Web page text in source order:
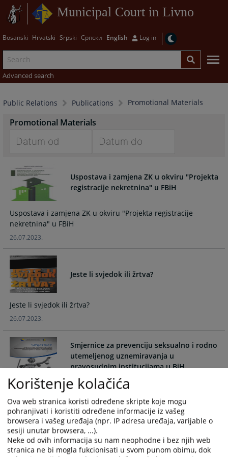
Municipal Court in Livno
Bosanski Hrvatski Srpski Српски English Log in
Advanced search
Public Relations Publications Promotional Materials
Promotional Materials
forward
interact
with
the
calendar
and
select
a
date.
Press
the
question
mark
to
get
the
keyboard
shortcuts
changing
dates.
to
interact
the
select
date.
Press
get
the
keyboard
shortcuts
changing
dates.
Uspostava i zamjena ZK u okviru "Projekta
registracije nekretnina" u FBiH
Uspostava i zamjena ZK u okviru "Projekta registracije
nekretnina" u FBiH
26.07.2023.
Jeste li svjedok ili žrtva?
Jeste li svjedok ili žrtva?
26.07.2023.
Smjernice za prevenciju seksualno i rodno
utemeljenog uznemiravanja u
pravosudnim institucijama u BiH
Smjernice za prevenciju seksualno i rodno utemeljenog
uznemiravanja u pravosudnim institucijama u BiH
26.07.2023.
Vodič za ostvarivanje naknade štete u
kaznenom postupku
Korištenje kolačića
Ova web stranica koristi određene skripte koje mogu
pohranjivati i koristiti određene informacije iz vašeg
browsera i vašeg uređaja (npr. IP adresa uređaja, varijable o
sesiji unutar browsera, ...).
Neke od ovih informacija su nam neophodne i bez njih web
stranica ne bi mogla fukcionisati u svom punom obimu, dok